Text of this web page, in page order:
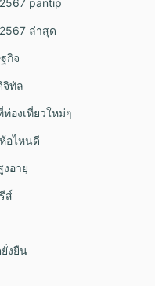
pantip
ล่าสุด
กิจ
จิทัล
องเที่ยวใหม่ๆ
อไหนดี
อายุ
ส์
ยั่งยืน